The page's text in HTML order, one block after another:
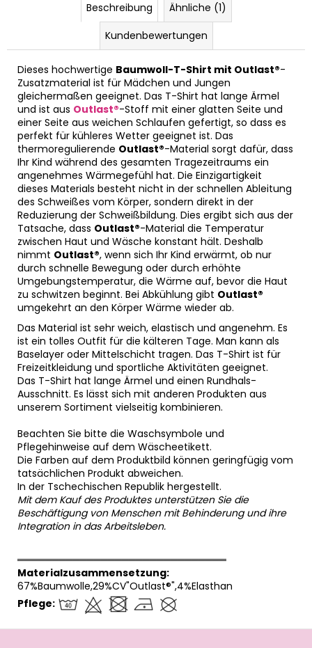
Beschreibung
Ähnliche (1)
Kundenbewertungen
Dieses hochwertige Baumwoll-T-Shirt mit Outlast®-
Zusatzmaterial ist für Mädchen und Jungen
gleichermaßen geeignet. Das T-Shirt hat lange Ärmel
und ist aus Outlast®-Stoff mit einer glatten Seite und
einer Seite aus weichen Schlaufen gefertigt, so dass es
perfekt für kühleres Wetter geeignet ist. Das
thermoregulierende Outlast®-Material sorgt dafür, dass
Ihr Kind während des gesamten Tragezeitraums ein
angenehmes Wärmegefühl hat. Die Einzigartigkeit
dieses Materials besteht nicht in der schnellen Ableitung
des Schweißes vom Körper, sondern direkt in der
Reduzierung der Schweißbildung. Dies ergibt sich aus der
Tatsache, dass Outlast®-Material die Temperatur
zwischen Haut und Wäsche konstant hält. Deshalb
nimmt Outlast®, wenn sich Ihr Kind erwärmt, ob nur
durch schnelle Bewegung oder durch erhöhte
Umgebungstemperatur, die Wärme auf, bevor die Haut
zu schwitzen beginnt. Bei Abkühlung gibt Outlast®
umgekehrt an den Körper Wärme wieder ab.
Das Material ist sehr weich, elastisch und angenehm. Es
ist ein tolles Outfit für die kälteren Tage. Man kann als
Baselayer oder Mittelschicht tragen. Das T-Shirt ist für
Freizeitkleidung und sportliche Aktivitäten geeignet.
Das T-Shirt hat lange Ärmel und einen Rundhals-
Ausschnitt. Es lässt sich mit anderen Produkten aus
unserem Sortiment vielseitig kombinieren.
Beachten Sie bitte die Waschsymbole und
Pflegehinweise auf dem Wäscheetikett.
Die Farben auf dem Produktbild können geringfügig vom
tatsächlichen Produkt abweichen.
In der Tschechischen Republik hergestellt.
Mit dem Kauf des Produktes unterstützen Sie die
Beschäftigung von Menschen mit Behinderung und ihre
Integration in das Arbeitsleben.
══════════════════════════════
Materialzusammensetzung:
67%Baumwolle,29%CV"Outlast®",4%Elasthan
Pflege: